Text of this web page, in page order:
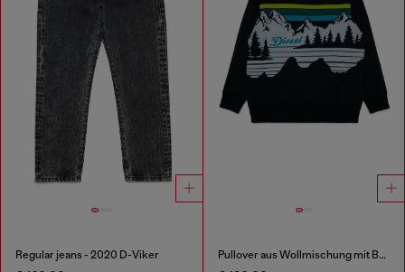
Regular jeans - 2020 D-Viker Pullover aus Wollmischung mit Bergmotiv